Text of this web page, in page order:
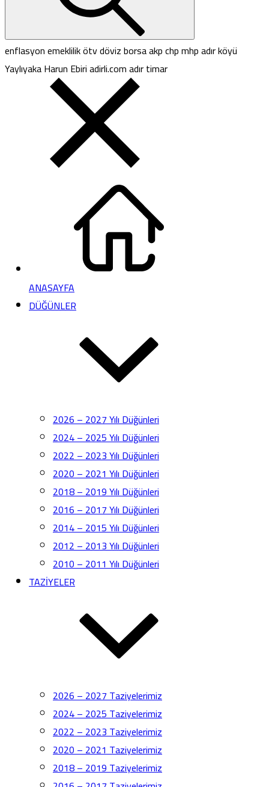
enflasyonemeklilikötvdövizborsaakpchpmhpadır köyü
YaylıyakaHarun Ebiriadirli.comadırtimar
ANASAYFA
DÜĞÜNLER
2026 – 2027 Yılı Düğünleri
2024 – 2025 Yılı Düğünleri
2022 – 2023 Yılı Düğünleri
2020 – 2021 Yılı Düğünleri
2018 – 2019 Yılı Düğünleri
2016 – 2017 Yılı Düğünleri
2014 – 2015 Yılı Düğünleri
2012 – 2013 Yılı Düğünleri
2010 – 2011 Yılı Düğünleri
TAZİYELER
2026 – 2027 Taziyelerimiz
2024 – 2025 Taziyelerimiz
2022 – 2023 Taziyelerimiz
2020 – 2021 Taziyelerimiz
2018 – 2019 Taziyelerimiz